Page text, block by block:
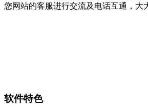
您网站的客服进行交流及电话互通，大
软件特色